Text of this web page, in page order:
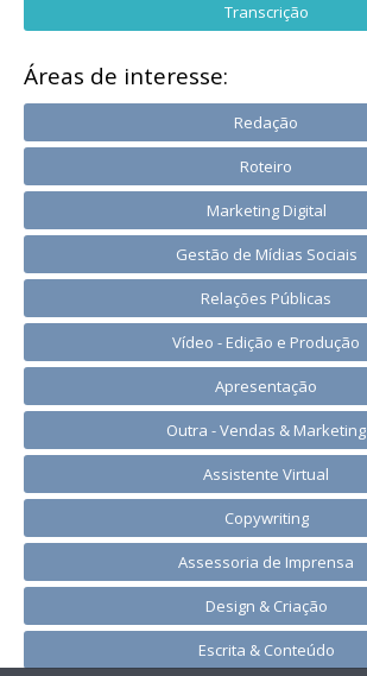
Transcrição
Áreas de interesse:
Redação
Roteiro
Marketing Digital
Gestão de Mídias Sociais
Relações Públicas
Vídeo - Edição e Produção
Apresentação
Outra - Vendas & Marketing
Assistente Virtual
Copywriting
Assessoria de Imprensa
Design & Criação
Escrita & Conteúdo